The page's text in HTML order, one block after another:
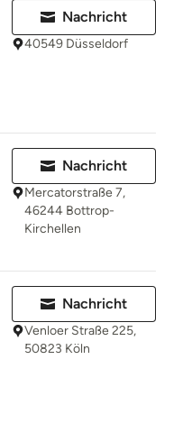
Nachricht
40549 Düsseldorf
Nachricht
Mercatorstraße 7,
46244 Bottrop-
Kirchellen
Nachricht
Venloer Straße 225,
50823 Köln